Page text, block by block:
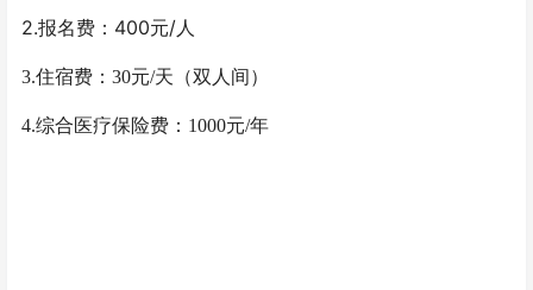
2.报名费： 400元/人
3.住宿费： 30元/天（双人间）
4.综合医疗保险费： 1000元/年